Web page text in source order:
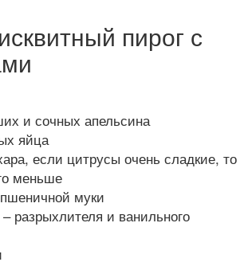
пирог с
и сочных апельсина
яйца
если цитрусы очень сладкие, то
меньше
муки
разрыхлителя и ванильного